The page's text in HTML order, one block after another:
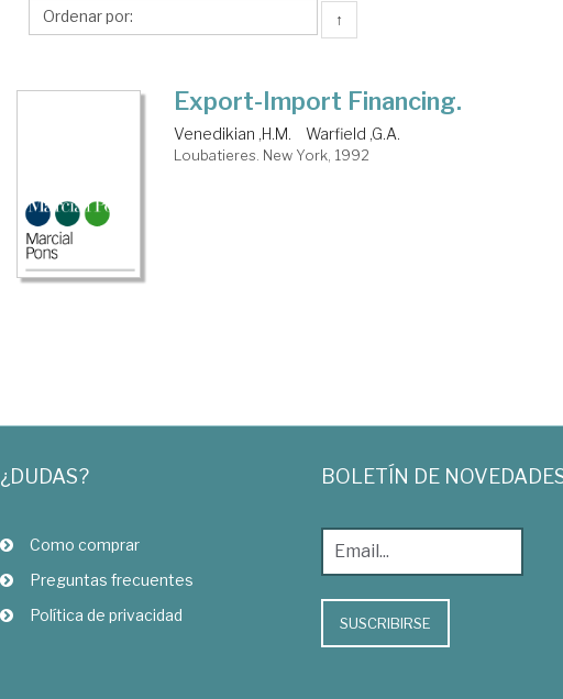
↑
Export-Import Financing.
Venedikian ,H.M. Warfield ,G.A.
Loubatieres. New York, 1992
¿DUDAS?
Como comprar
Preguntas frecuentes
Política de privacidad
BOLETÍN DE
SUSCRIBIRSE